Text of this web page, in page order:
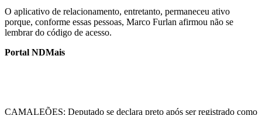
O aplicativo de relacionamento, entretanto, permaneceu ativo
porque, conforme essas pessoas, Marco Furlan afirmou não se
lembrar do código de acesso.
Portal NDMais
CAMALEÕES: Deputado se declara preto após ser registrado como